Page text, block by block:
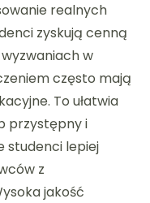
realnych
zyskują cenną
w
często mają
To ułatwia
przystępny i
studenci lepiej
z
jakość